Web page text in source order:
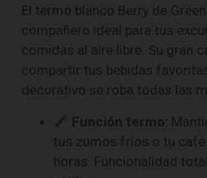
El termo blanco Berry de
compañero ideal para tus
comidas al aire libre. Su gran
compartir tus bebidas
decorativo se roba todas las
Función termo:
tus zumos fríos o tu
horas. Funcionalidad